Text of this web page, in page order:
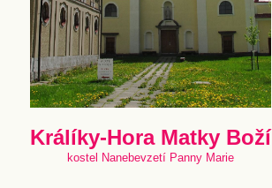
Králíky-Hora Matky Boží
kostel Nanebevzetí Panny Marie